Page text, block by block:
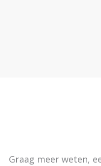
Graag meer weten,